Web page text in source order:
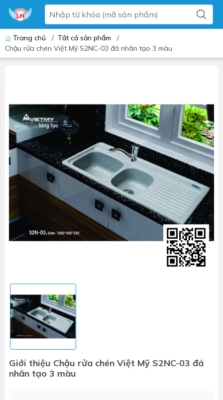
Trang chủ / Tất cả sản phẩm
/
Chậu rửa chén Việt Mỹ S2NC-03 đá nhân tạo 3 màu
Giới thiệu Chậu rửa chén Việt Mỹ S2NC-03 đá
nhân tạo 3 màu